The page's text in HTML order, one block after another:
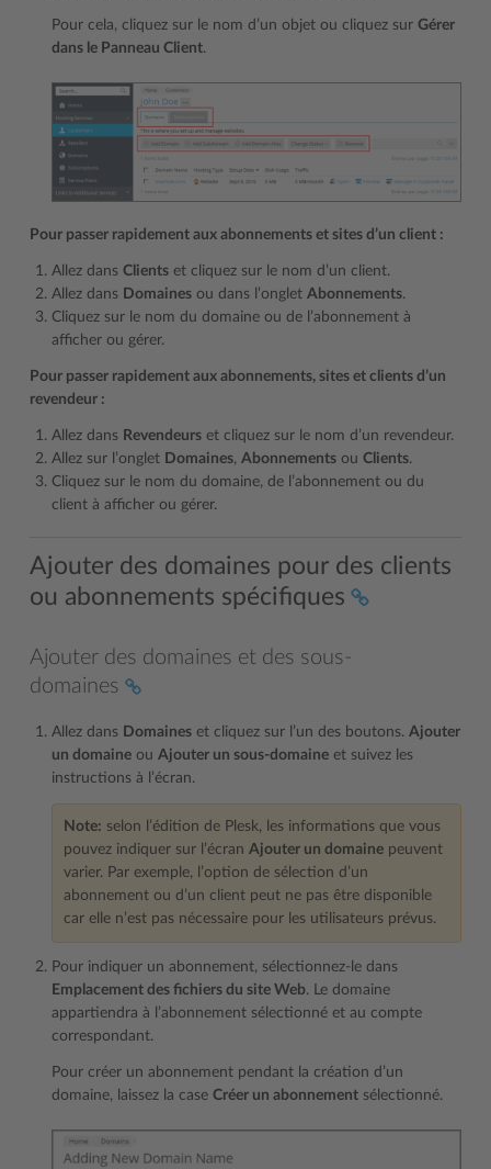
Pour cela, cliquez sur le nom d’un objet ou cliquez sur Gérer
dans le Panneau Client.
Pour passer rapidement aux abonnements et sites d’un client :
Allez dans Clients et cliquez sur le nom d’un client.
Allez dans Domaines ou dans l’onglet Abonnements.
Cliquez sur le nom du domaine ou de l’abonnement à
afficher ou gérer.
Pour passer rapidement aux abonnements, sites et clients d’un
revendeur :
Allez dans Revendeurs et cliquez sur le nom d’un revendeur.
Allez sur l’onglet Domaines, Abonnements ou Clients.
Cliquez sur le nom du domaine, de l’abonnement ou du
client à afficher ou gérer.
Ajouter des domaines pour des clients
ou abonnements spécifiques
Ajouter des domaines et des sous-
domaines
Allez dans Domaines et cliquez sur l’un des boutons. Ajouter
un domaine ou Ajouter un sous-domaine et suivez les
instructions à l’écran.
Note: selon l’édition de Plesk, les informations que vous
pouvez indiquer sur l’écran Ajouter un domaine peuvent
varier. Par exemple, l’option de sélection d’un
abonnement ou d’un client peut ne pas être disponible
car elle n’est pas nécessaire pour les utilisateurs prévus.
Pour indiquer un abonnement, sélectionnez-le dans
Emplacement des fichiers du site Web. Le domaine
appartiendra à l’abonnement sélectionné et au compte
correspondant.
Pour créer un abonnement pendant la création d’un
domaine, laissez la case Créer un abonnement sélectionné.